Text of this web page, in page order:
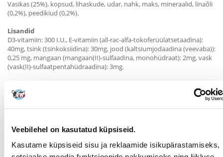
Veebilehel on kasutatud küpsiseid.
Kasutame küpsiseid sisu ja reklaamide isikupärastamiseks,
Vasikas (25%), kopsud, lihaskude, udar, nahk, maks, mineraalid, linaõli
(0,2%), peedikiud (0,2%).
Lisandid
D3-vitamiin: 300 I.U., E-vitamiin (all-rac-alfa-tokoferüülatsetaadina):
40mg, tsink (tsinkoksiidina): 30mg, jood (kaltsiumjodaadina (veevaba)):
0,25 mg, mangaan (mangaan(II)-sulfaadina, monohüdraat): 2mg, vask
(vask(II)-sulfaatpentahüdraadina): 3mg.
Toorvalk 11 %.
Rasvasisaldus 8
Toorkiud 0,6
Niiskusesisaldus 77
Fosfor 0,25